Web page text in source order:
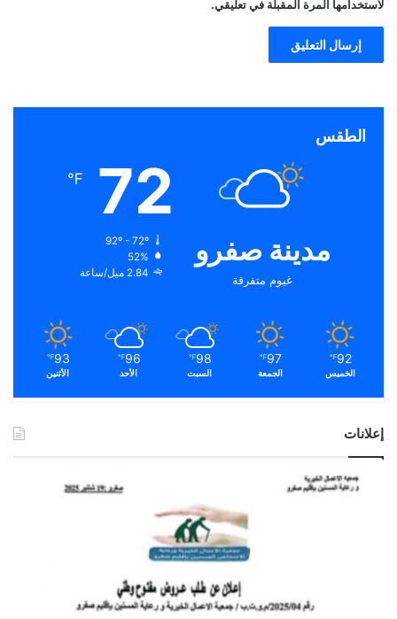
لاستخدامها المرة المقبلة في تعليقي.
الطقس
مدينة صفرو
غيوم متفرقة
72
℉
92º - 72º
52%
2.84 ميل/ساعة
92
℉
الخميس
97
℉
الجمعة
98
℉
السبت
96
℉
الأحد
93
℉
الأثنين
إعلانات